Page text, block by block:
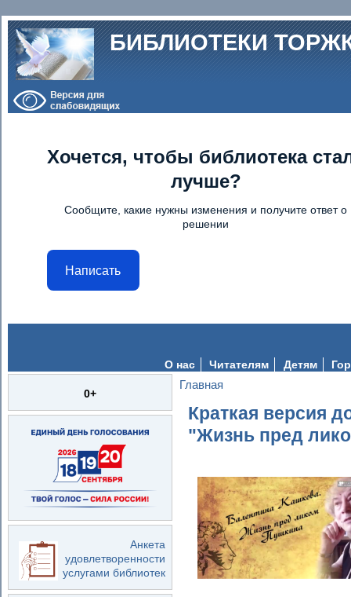
Перейти к основному содержанию
БИБЛИОТЕКИ
Хочется, чтобы библиотека
лучше?
Сообщите, какие нужны изменения и получите ответ о
решении
Написать
О нас Читателям Детям
0+
Анкета
удовлетворенности
услугами библиотек
Вы здесь
Главная
Краткая версия
"Жизнь пред